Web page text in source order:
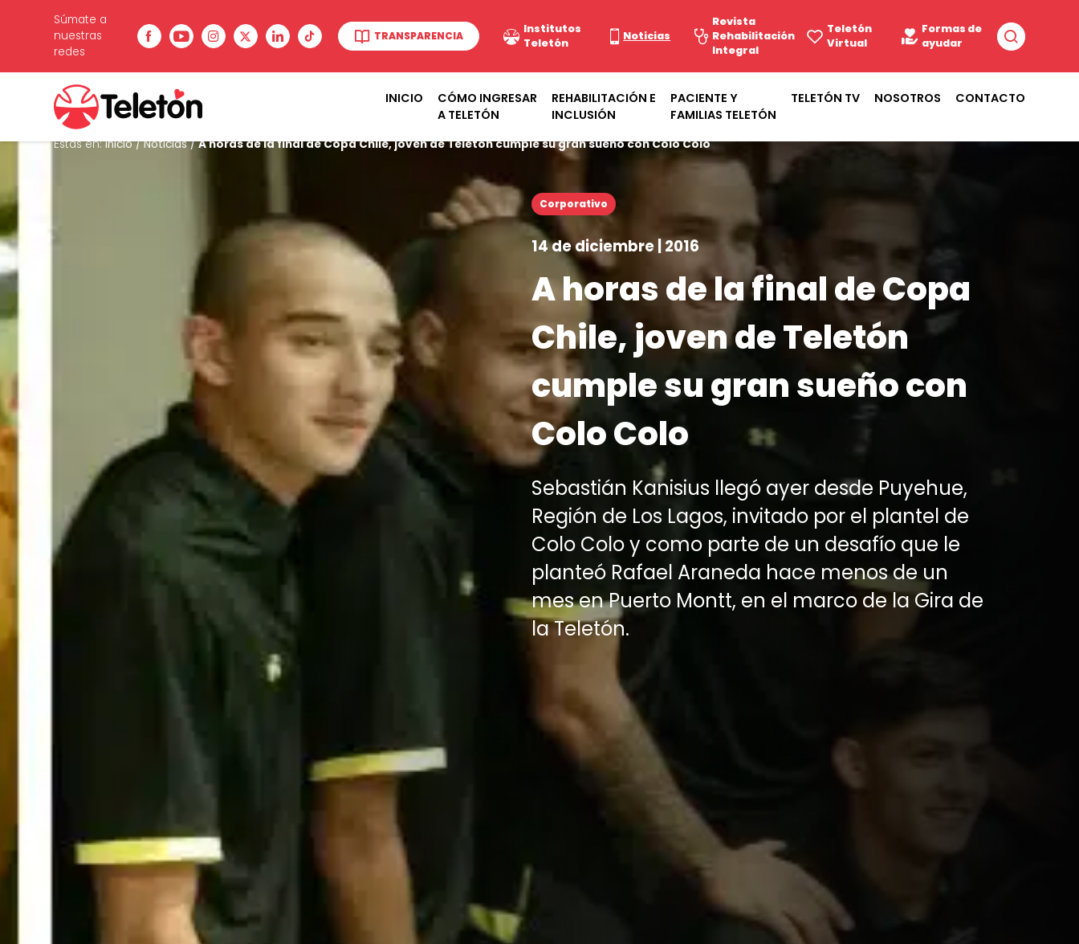
Súmate a
nuestras
redes
TRANSPARENCIA
Institutos
Teletón
Noticias
Revista
Rehabilitación
Integral
Teletón
Virtual
Formas de
ayudar
INICIO
CÓMO INGRESAR
A TELETÓN
REHABILITACIÓN E
INCLUSIÓN
PACIENTE Y
FAMILIAS TELETÓN
TELETÓN TV NOSOTROS CONTACTO
Estás en:Inicio/Noticias/A horas de la final de Copa Chile, joven de Teletón cumple su gran sueño con Colo Colo
Corporativo
14 de diciembre | 2016
A horas de la final de Copa
Chile, joven de Teletón
cumple su gran sueño con
Colo Colo
Sebastián Kanisius llegó ayer desde Puyehue,
Región de Los Lagos, invitado por el plantel de
Colo Colo y como parte de un desafío que le
planteó Rafael Araneda hace menos de un
mes en Puerto Montt, en el marco de la Gira de
la Teletón.